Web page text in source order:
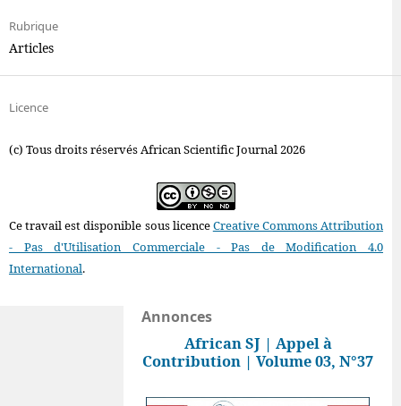
Rubrique
Articles
Licence
(c) Tous droits réservés African Scientific Journal 2026
Ce travail est disponible sous licenceCreative Commons Attribution
- Pas d'Utilisation Commerciale - Pas de Modification 4.0
International.
Annonces
African SJ | Appel à
Contribution | Volume 03, N°37